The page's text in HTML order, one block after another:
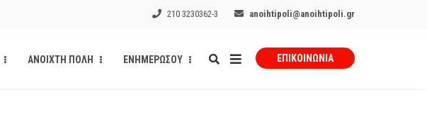
210 3230362-3 anoihtipoli@anoihtipoli.gr
ΑΝΟΙΧΤΗ ΠΟΛΗ ΕΝΗΜΕΡΩΣΟΥ ΕΠΙΚΟΙΝΩΝΊΑ